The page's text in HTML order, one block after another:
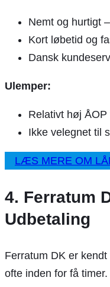
Nemt og hurtigt
Kort løbetid og
Dansk
Ulemper:
Relativt høj
Ikke velegnet til
LÆS MERE OM
4. Ferratum
Udbetaling
Ferratum DK er
ofte inden for få